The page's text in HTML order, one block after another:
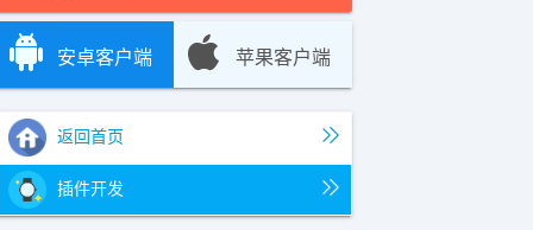
安卓客户端 苹果客户端
返回首页
插件开发